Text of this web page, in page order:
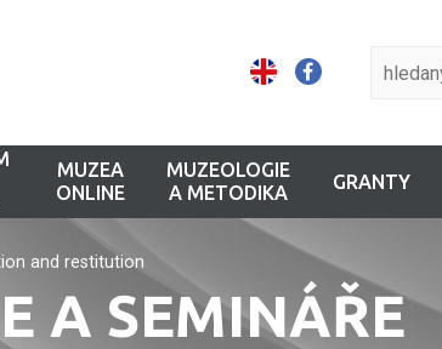
MUZEA
ONLINE
MUZEOLOGIE
A METODIKA
GRANTY
and restitution
A SEMINÁŘE